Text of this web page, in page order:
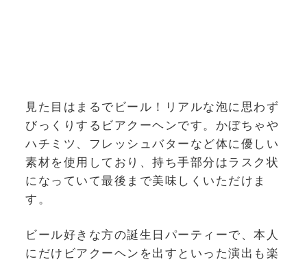
見た目はまるでビール！リアルな泡に思わず
びっくりするビアクーヘンです。かぼちゃや
ハチミツ、フレッシュバターなど体に優しい
素材を使用しており、持ち手部分はラスク状
になっていて最後まで美味しくいただけま
す。
ビール好きな方の誕生日パーティーで、本人
にだけビアクーヘンを出すといった演出も楽